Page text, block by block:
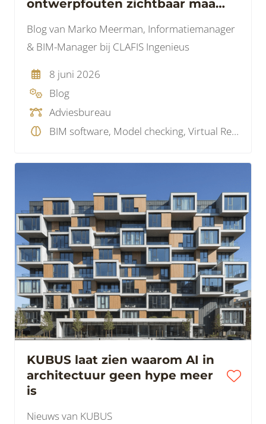
ontwerpfouten zichtbaar maakt
Blog van Marko Meerman, Informatiemanager
& BIM-Manager bij CLAFIS Ingenieus
8 juni 2026
Blog
Adviesbureau
BIM software, Model checking, Virtual Reality, Visualisatie
KUBUS laat zien waarom AI in
architectuur geen hype meer
is
Nieuws van KUBUS